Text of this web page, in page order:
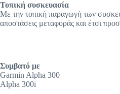
Τοπική συσκευασία
Με την τοπική παραγωγή των
αποστάσεις μεταφοράς και έτσι
Συμβατό με
Garmin Alpha 300
Alpha 300i